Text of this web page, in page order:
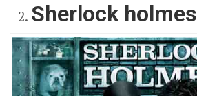
Sherlock holmes